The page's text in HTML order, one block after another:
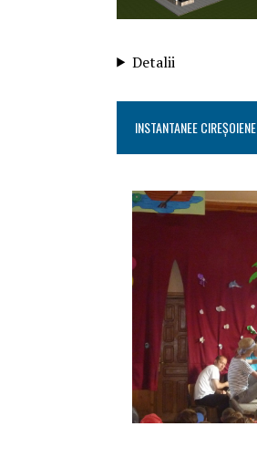
Detalii
INSTANTANEE CIREȘOIENE